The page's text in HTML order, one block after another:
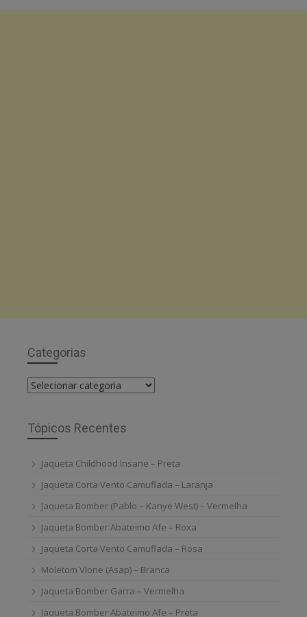
Categorias
Categorias
Tópicos Recentes
Jaqueta Childhood Insane – Preta
Jaqueta Corta Vento Camuflada – Laranja
Jaqueta Bomber (Pablo – Kanye West) – Vermelha
Jaqueta Bomber Abateimo Afe – Roxa
Jaqueta Corta Vento Camuflada – Rosa
Moletom Vlone (Asap) – Branca
Jaqueta Bomber Garra – Vermelha
Jaqueta Bomber Abateimo Afe – Preta